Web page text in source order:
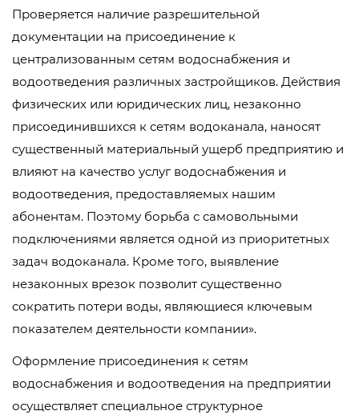
Проверяется наличие разрешительной
документации на присоединение к
централизованным сетям водоснабжения и
водоотведения различных застройщиков. Действия
физических или юридических лиц, незаконно
присоединившихся к сетям водоканала, наносят
существенный материальный ущерб предприятию и
влияют на качество услуг водоснабжения и
водоотведения, предоставляемых нашим
абонентам. Поэтому борьба с самовольными
подключениями является одной из приоритетных
задач водоканала. Кроме того, выявление
незаконных врезок позволит существенно
сократить потери воды, являющиеся ключевым
показателем деятельности компании».
Оформление присоединения к сетям
водоснабжения и водоотведения на предприятии
осуществляет специальное структурное